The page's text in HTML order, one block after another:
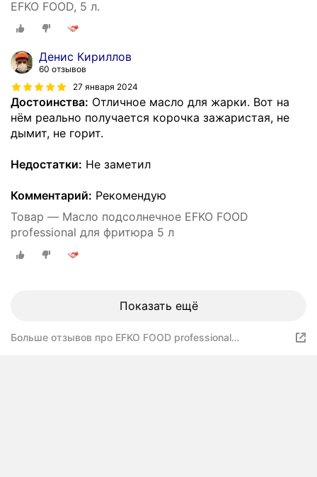
EFKO FOOD, 5 л.
Денис Кириллов
60 отзывов
27 января 2024
Достоинства: Отличное масло для жарки. Вот на
нём реально получается корочка зажаристая, не
дымит, не горит.
Недостатки: Не заметил
Комментарий: Рекомендую
Товар — Масло подсолнечное EFKO FOOD
professional для фритюра 5 л
Показать ещё
Больше отзывов про EFKO FOOD professional